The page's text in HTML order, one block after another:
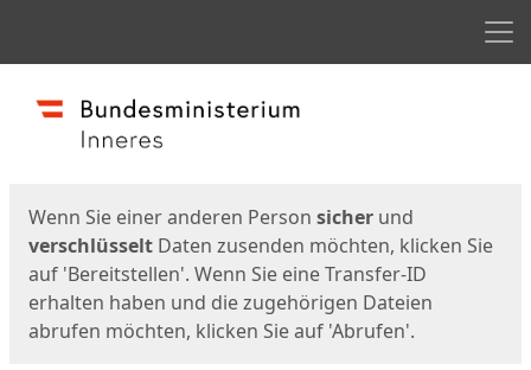
Start
Wenn Sie einer anderen Person sicher und
verschlüsselt Daten zusenden möchten, klicken Sie
auf 'Bereitstellen'. Wenn Sie eine Transfer-ID
erhalten haben und die zugehörigen Dateien
abrufen möchten, klicken Sie auf 'Abrufen'.